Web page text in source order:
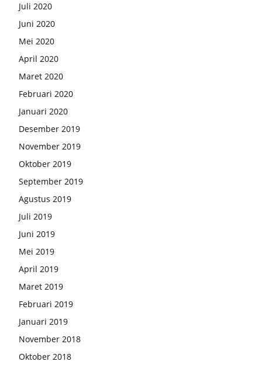
Juli 2020
Juni 2020
Mei 2020
April 2020
Maret 2020
Februari 2020
Januari 2020
Desember 2019
November 2019
Oktober 2019
September 2019
Agustus 2019
Juli 2019
Juni 2019
Mei 2019
April 2019
Maret 2019
Februari 2019
Januari 2019
November 2018
Oktober 2018